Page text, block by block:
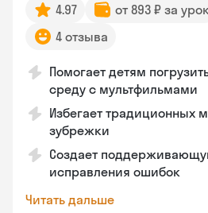
4.97 от 893 ₽ за
4 отзыва
Помогает детям
среду с мультфильмами
Избегает традиционных
зубрежки
Создает
исправления ошибок
Читать дальше